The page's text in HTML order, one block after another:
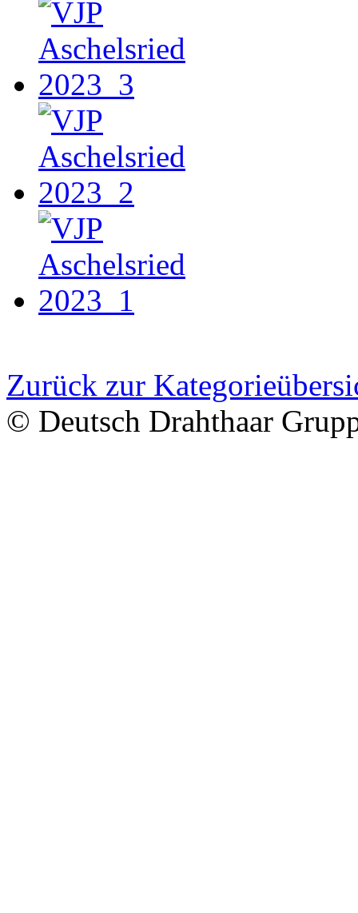
Zurück zur
© Deutsch Drahthaar